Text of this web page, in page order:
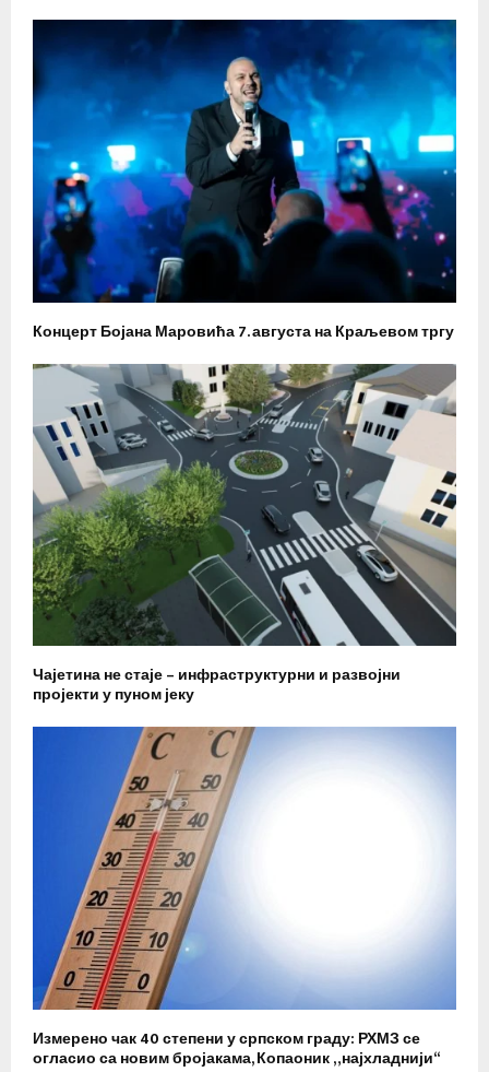
Концерт Бојана Маровића 7. августа на Краљевом тргу
Чајетина не стаје – инфраструктурни и развојни
пројекти у пуном јеку
Измерено чак 40 степени у српском граду: РХМЗ се
огласио са новим бројакама, Копаоник „најхладнији“